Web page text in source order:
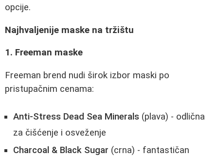
opcije.
Najhvaljenije maske na tržištu
1. Freeman maske
Freeman brend nudi širok izbor maski po
pristupačnim cenama:
Anti-Stress Dead Sea Minerals (plava) - odlična
za čišćenje i osveženje
Charcoal & Black Sugar (crna) - fantastičan